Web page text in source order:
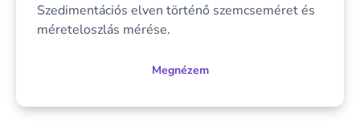
Szedimentációs elven történő szemcseméret és
méreteloszlás mérése.
Megnézem